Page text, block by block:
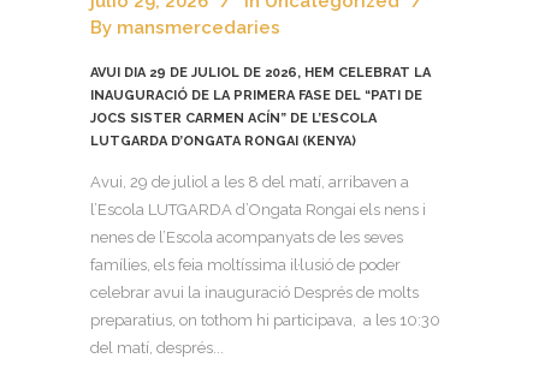
By mansmercedaries
AVUI DIA 29 DE JULIOL DE 2026, HEM CELEBRAT LA
INAUGURACIÓ DE LA PRIMERA FASE DEL “PATI DE
JOCS SISTER CARMEN ACÍN” DE L’ESCOLA
LUTGARDA D’ONGATA RONGAI (KENYA)
Avui, 29 de juliol a les 8 del matí, arribaven a
l’Escola LUTGARDA d’Ongata Rongai els nens i
nenes de l’Escola acompanyats de les seves
famílies, els feia moltíssima il·lusió de poder
celebrar avui la inauguració Després de molts
preparatius, on tothom hi participava, a les 10:30
del matí, després...